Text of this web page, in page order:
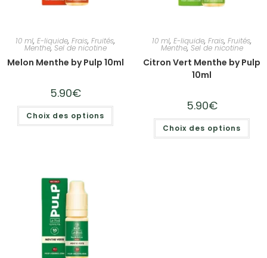
10 ml, E-liquide, Frais, Fruités,
Menthe, Sel de nicotine
Melon Menthe by Pulp 10ml
5.90€
Choix des options
10 ml, E-liquide, Frais, Fruités,
Menthe, Sel de nicotine
Citron Vert Menthe by Pulp
10ml
5.90€
Choix des options